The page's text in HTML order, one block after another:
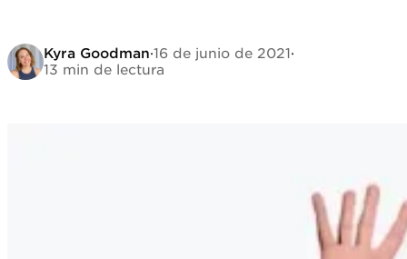
Kyra Goodman·16 de junio de 2021·
13 min de lectura